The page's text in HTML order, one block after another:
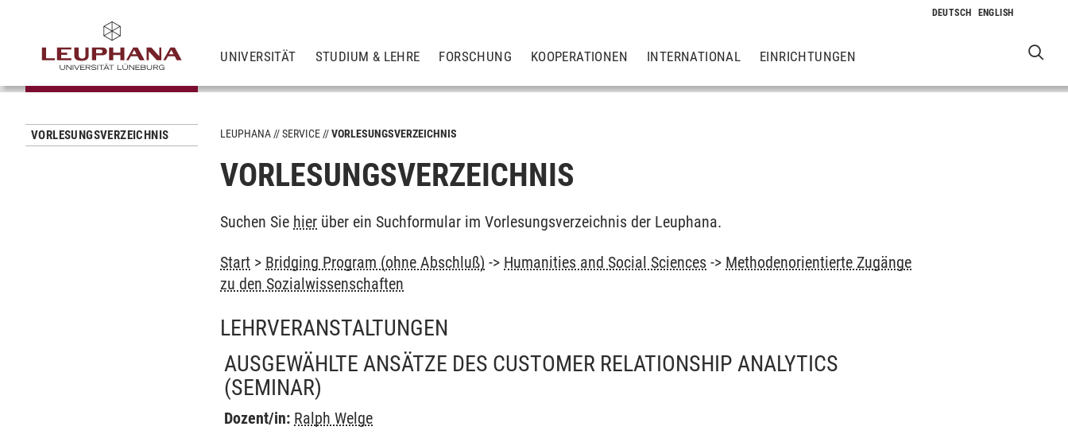
UNIVERSITÄT STUDIUM & LEHRE FORSCHUNG KOOPERATIONEN INTERNATIONAL EINRICHTUNGEN
VORLESUNGSVERZEICHNIS LEUPHANA SERVICE VORLESUNGSVERZEICHNIS
VORLESUNGSVERZEICHNIS
Suchen Sie hier über ein Suchformular im Vorlesungsverzeichnis der Leuphana.
Start > Bridging Program (ohne Abschluß) -> Humanities and Social Sciences -> Methodenorientierte Zugänge
zu den Sozialwissenschaften
LEHRVERANSTALTUNGEN
AUSGEWÄHLTE ANSÄTZE DES CUSTOMER RELATIONSHIP ANALYTICS
(SEMINAR)
Dozent/in: Ralph Welge